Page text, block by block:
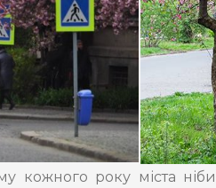
кожного року міста